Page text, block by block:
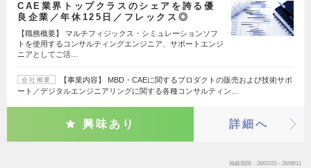
CAE業界トップクラスのシェアを誇る優
良企業／年休125日／フレックス◎
【職務概要】 マルチフィジックス・シミュレーションソフ
トを使用するコンサルティングエンジニア、サポートエンジ
ニアとしてご活…
会社概要
【事業内容】 MBD・CAEに関するプロダクトの販売および技術サポ
ート／デジタルエンジニアリングに関する各種コンサルティン…
興味あり 詳細へ
掲載期間 26/07/23～26/08/11